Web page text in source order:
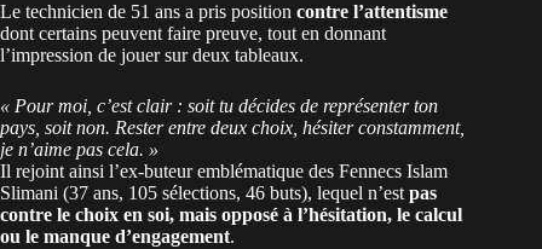
Le technicien de 51 ans a pris position contre l’attentisme
dont certains peuvent faire preuve, tout en donnant
l’impression de jouer sur deux tableaux.
« Pour moi, c’est clair : soit tu décides de représenter ton
pays, soit non. Rester entre deux choix, hésiter constamment,
je n’aime pas cela. »
Il rejoint ainsi l’ex-buteur emblématique des Fennecs Islam
Slimani (37 ans, 105 sélections, 46 buts), lequel n’est pas
contre le choix en soi, mais opposé à l’hésitation, le calcul
ou le manque d’engagement.